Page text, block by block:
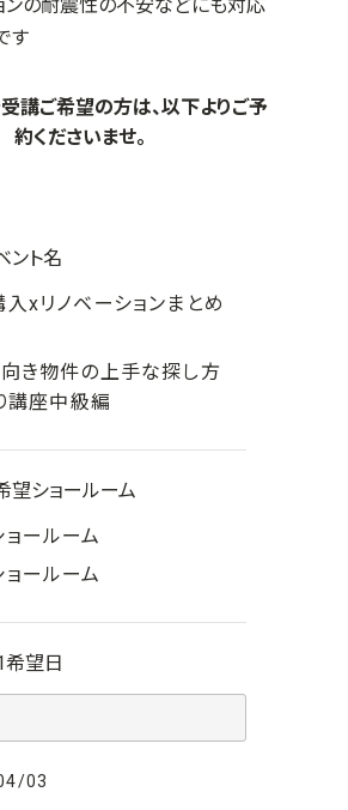
ンの耐震性の不安などにも対応
す
講ご希望の方は、以下よりご予
約くださいませ。
ント名
xリノベーションまとめ
向き物件の上手な探し方
講座中級編
望ショールーム
ールーム
ールーム
希望日
03